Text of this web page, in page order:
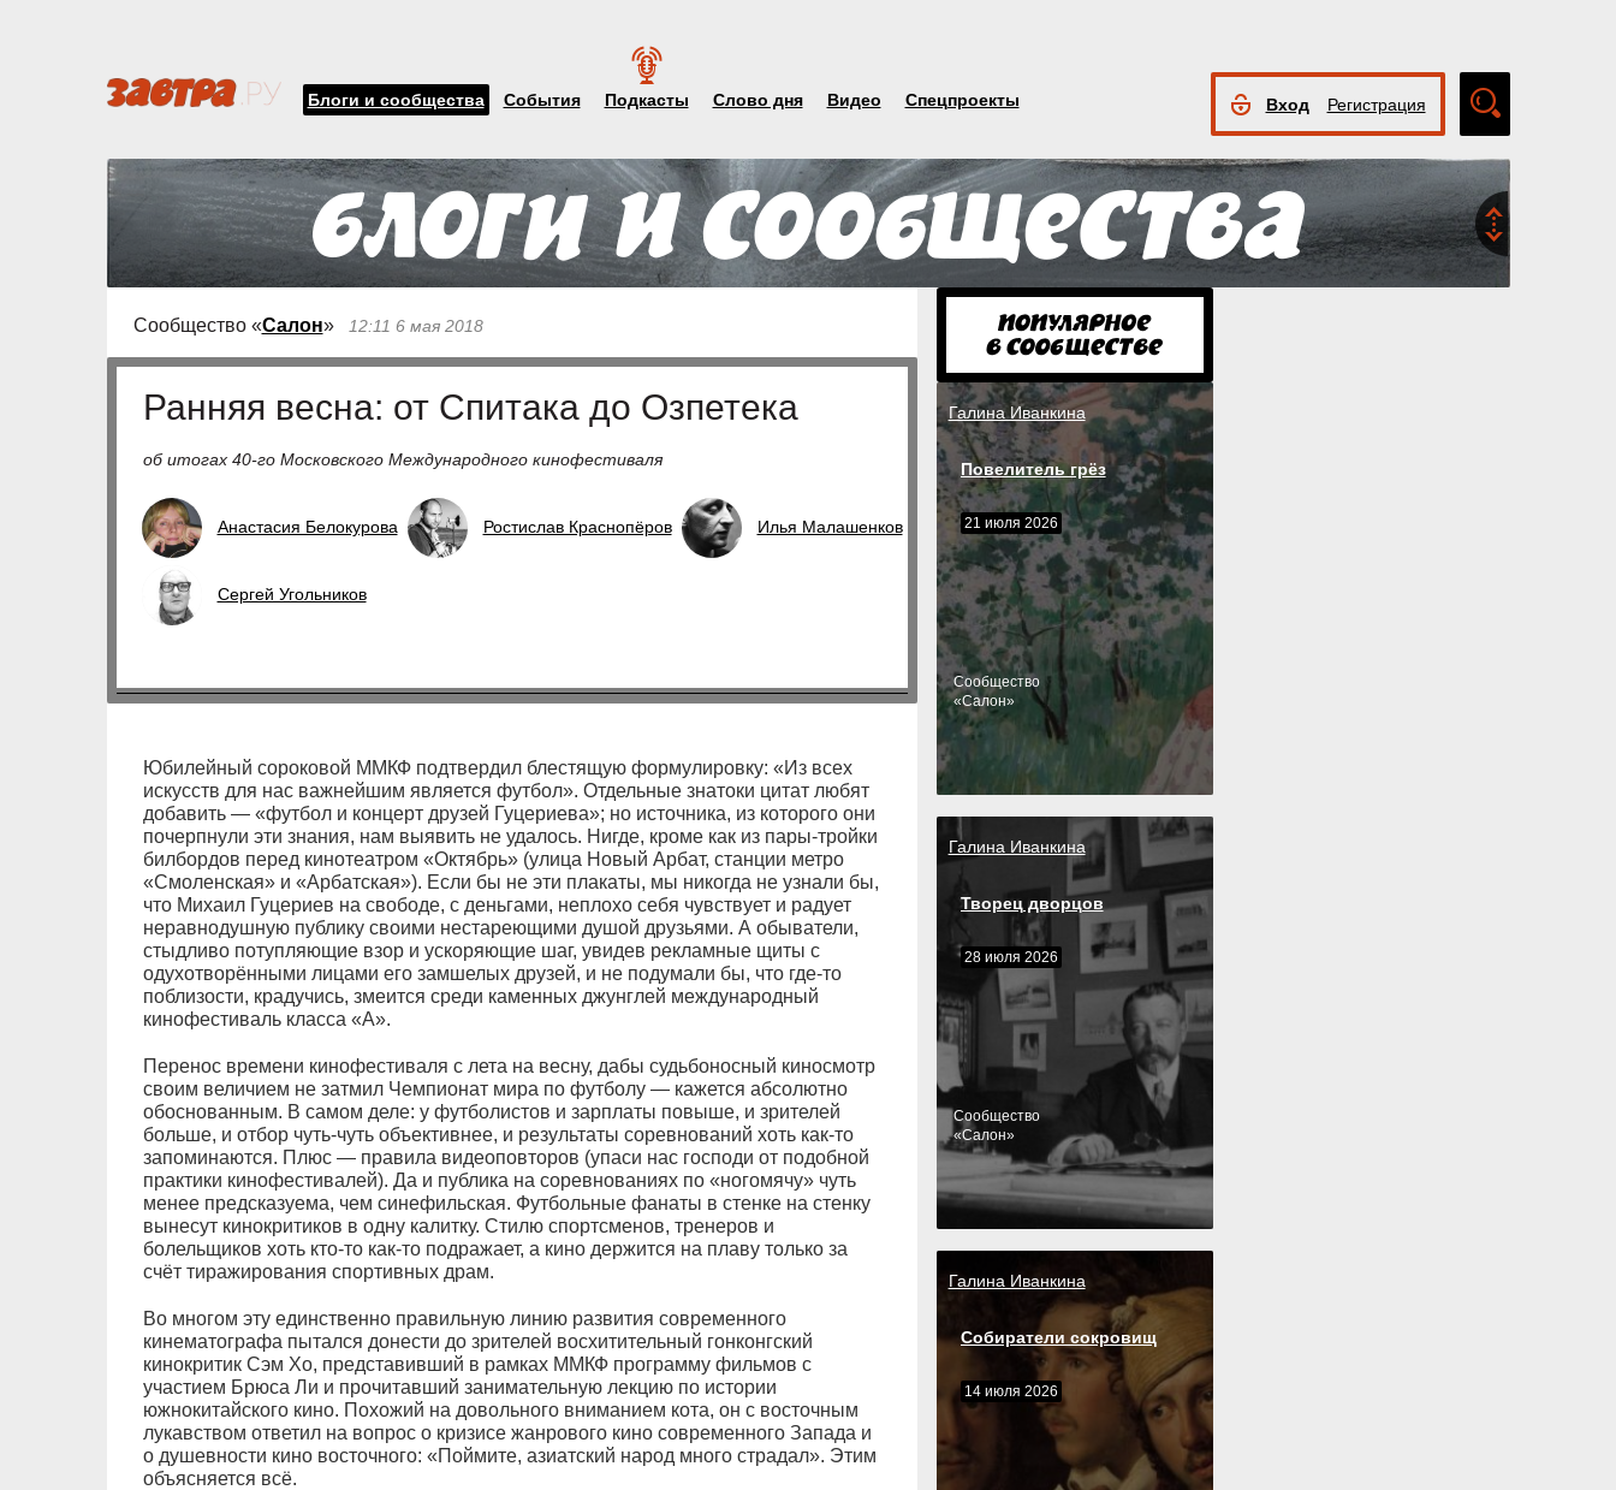
Блоги и сообщества События Подкасты Слово дня Видео Спецпроекты Вход Регистрация
поиск
Сообщество «Салон» 12:11 6 мая 2018
Ранняя весна: от Спитака до Озпетека
об итогах 40-го Московского Международного кинофестиваля
Анастасия Белокурова Ростислав Краснопёров Илья Малашенков
Сергей Угольников
Юбилейный сороковой ММКФ подтвердил блестящую формулировку: «Из всех
искусств для нас важнейшим является футбол». Отдельные знатоки цитат любят
добавить — «футбол и концерт друзей Гуцериева»; но источника, из которого они
почерпнули эти знания, нам выявить не удалось. Нигде, кроме как из пары-тройки
билбордов перед кинотеатром «Октябрь» (улица Новый Арбат, станции метро
«Смоленская» и «Арбатская»). Если бы не эти плакаты, мы никогда не узнали бы,
что Михаил Гуцериев на свободе, с деньгами, неплохо себя чувствует и радует
неравнодушную публику своими нестареющими душой друзьями. А обыватели,
стыдливо потупляющие взор и ускоряющие шаг, увидев рекламные щиты с
одухотворёнными лицами его замшелых друзей, и не подумали бы, что где-то
поблизости, крадучись, змеится среди каменных джунглей международный
кинофестиваль класса «А».
Перенос времени кинофестиваля с лета на весну, дабы судьбоносный киносмотр
своим величием не затмил Чемпионат мира по футболу — кажется абсолютно
обоснованным. В самом деле: у футболистов и зарплаты повыше, и зрителей
больше, и отбор чуть-чуть объективнее, и результаты соревнований хоть как-то
запоминаются. Плюс — правила видеоповторов (упаси нас господи от подобной
практики кинофестивалей). Да и публика на соревнованиях по «ногомячу» чуть
менее предсказуема, чем синефильская. Футбольные фанаты в стенке на стенку
вынесут кинокритиков в одну калитку. Стилю спортсменов, тренеров и
болельщиков хоть кто-то как-то подражает, а кино держится на плаву только за
счёт тиражирования спортивных драм.
Во многом эту единственно правильную линию развития современного
кинематографа пытался донести до зрителей восхитительный гонконгский
кинокритик Сэм Хо, представивший в рамках ММКФ программу фильмов с
участием Брюса Ли и прочитавший занимательную лекцию по истории
южнокитайского кино. Похожий на довольного вниманием кота, он с восточным
лукавством ответил на вопрос о кризисе жанрового кино современного Запада и
о душевности кино восточного: «Поймите, азиатский народ много страдал». Этим
объясняется всё.
Галина Иванкина
Повелитель грёз
21 июля 2026
Cообщество
«Салон»
Галина Иванкина
Творец дворцов
28 июля 2026
Cообщество
«Салон»
Галина Иванкина
Собиратели сокровищ
14 июля 2026